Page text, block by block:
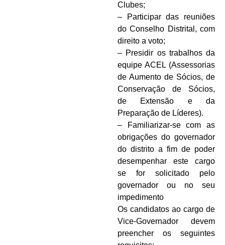
Clubes;
– Participar das reuniões
do Conselho Distrital, com
direito a voto;
– Presidir os trabalhos da
equipe ACEL (Assessorias
de Aumento de Sócios, de
Conservação de Sócios,
de Extensão e da
Preparação de Líderes).
– Familiarizar-se com as
obrigações do governador
do distrito a fim de poder
desempenhar este cargo
se for solicitado pelo
governador ou no seu
impedimento
Os candidatos ao cargo de
Vice-Governador devem
preencher os seguintes